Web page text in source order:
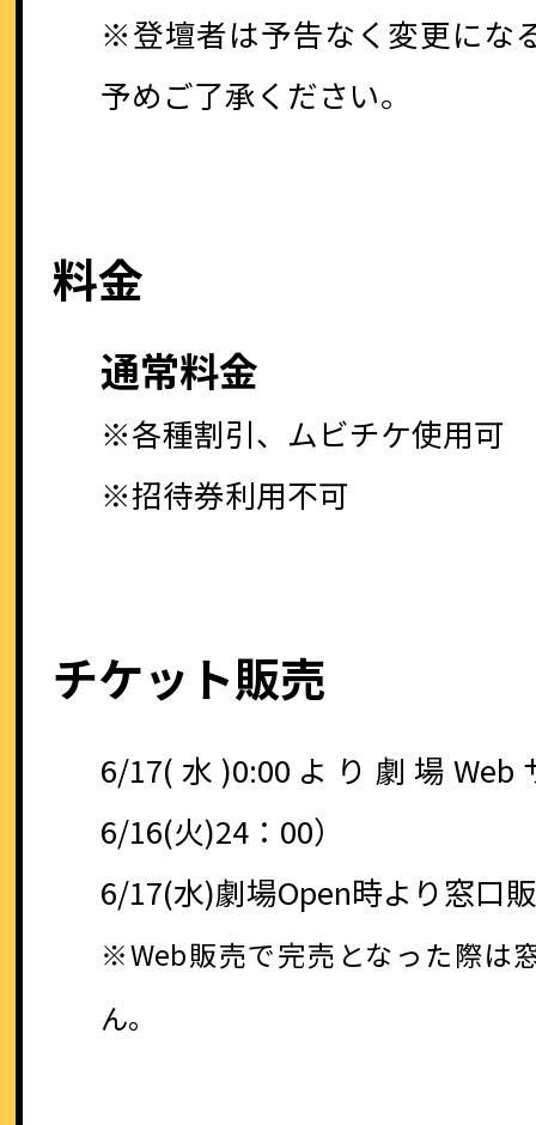
※登壇者は予告なく変更にな
予めご了承ください。
料金
通常料金
※各種割引、ムビチケ使用可
※招待券利用不可
チケット販売
6/17(水)0:00より劇場
6/16(火)24：00）
6/17(水)劇場Open時より窓口
※Web販売で完売となった際は
ん。